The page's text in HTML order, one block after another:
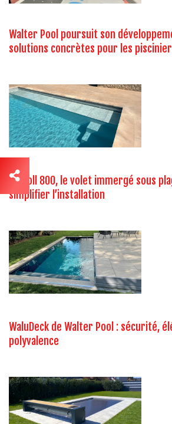
Walter Pool poursuit son
solutions concrètes pour les
Un’Roll 800, le volet immergé sous
simplifier l’installation
WaluDeck de Walter Pool : sécurité,
polyvalence